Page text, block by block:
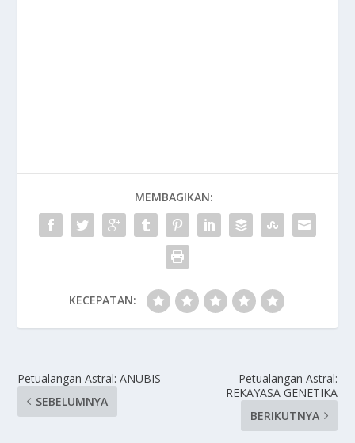
MEMBAGIKAN:
KECEPATAN:
Petualangan Astral: ANUBIS
SEBELUMNYA
Petualangan Astral:
REKAYASA GENETIKA
BERIKUTNYA